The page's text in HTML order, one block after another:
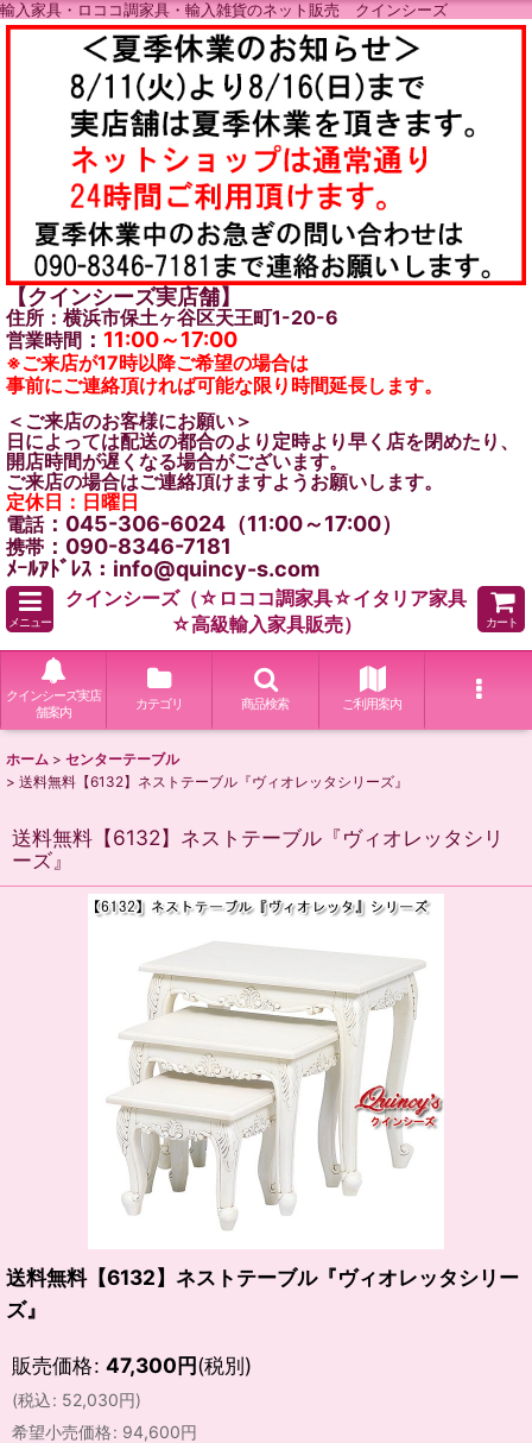
輸入家具・ロココ調家具・輸入雑貨のネット販売 クインシーズ
【クインシーズ実店舗】
住所：横浜市保土ヶ谷区天王町1-20-6
営業時間 ： 11:00～17:00
※ご来店が17時以降ご希望の場合は
事前にご連絡頂ければ可能な限り時間延長します。
＜ご来店のお客様にお願い＞
日によっては配送の都合のより定時より早く店を閉めたり、
開店時間が遅くなる場合がございます。
ご来店の場合はご連絡頂けますようお願いします。
定休日：日曜日
電話：045-306-6024（11:00～17:00）
携帯 ：090-8346-7181
ﾒｰﾙｱﾄﾞﾚｽ：info@quincy-s.com
メニュー
クインシーズ（☆ロココ調家具☆イタリア家具
☆高級輸入家具販売）
カート
クインシーズ実店
舗案内
カテゴリ 商品検索 ご利用案内
ホーム > センターテーブル
> 送料無料【6132】ネストテーブル『ヴィオレッタシリーズ』
送料無料【6132】ネストテーブル『ヴィオレッタシリ
ーズ』
送料無料【6132】ネストテーブル『ヴィオレッタシリー
ズ』
販売価格: 47,300円(税別)
(税込: 52,030円)
希望小売価格: 94,600円